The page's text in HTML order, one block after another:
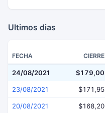
Ultimos dias
FECHA CIERRE
24/08/2021 $179,00
23/08/2021 $171,95
20/08/2021 $168,20